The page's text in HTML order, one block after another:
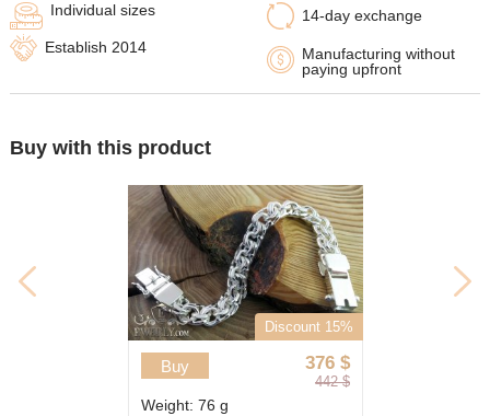
14-day exchange
Manufacturing without
paying upfront
Individual sizes
Establish 2014
Buy with this product
Discount 15%
376 $
442 $
Buy
Weight: 76 g